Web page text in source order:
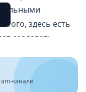
здесь есть
создавать
стиле, что
канале